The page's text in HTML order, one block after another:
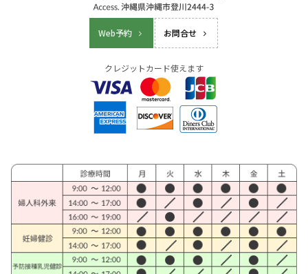
Web予約 お問合せ
クレジットカード使えます